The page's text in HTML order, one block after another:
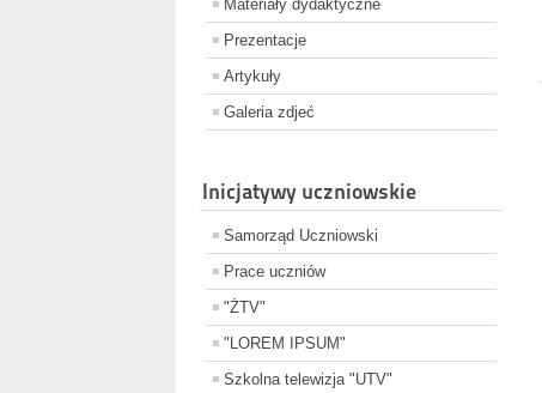
Materiały dydaktyczne
Prezentacje
Artykuły
Galeria zdjeć
Inicjatywy uczniowskie
Samorząd Uczniowski
Prace uczniów
"ŻTV"
"LOREM IPSUM"
Szkolna telewizja "UTV"